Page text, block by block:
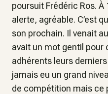
poursuit Frédéric Ros.
alerte, agréable. C’est
son prochain. Il venait
avait un mot gentil pour
adhérents leurs
jamais eu un grand
de compétition mais ce